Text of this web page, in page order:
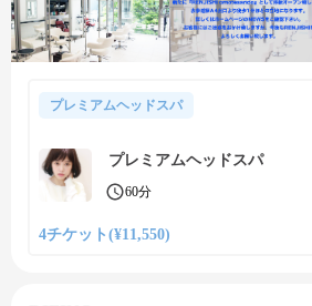
プレミアムヘッドスパ
プレミアムヘッドスパ
60分
4チケット(¥11,550)